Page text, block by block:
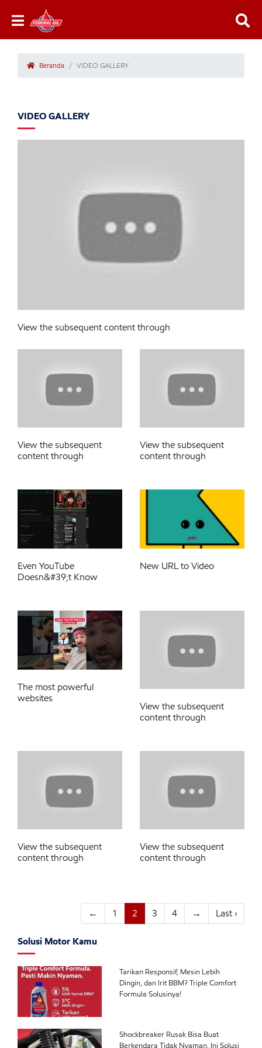
Beranda VIDEO GALLERY
VIDEO GALLERY
View the subsequent content through
View the subsequent
content through
View the subsequent
content through
Even YouTube
Doesn&#39;t Know
New URL to Video
The most powerful
websites
View the subsequent
content through
View the subsequent
content through
View the subsequent
content through
← 1 2 3 4 → Last ›
Solusi Motor Kamu
Tarikan Responsif, Mesin Lebih
Dingin, dan Irit BBM? Triple Comfort
Formula Solusinya!
Shockbreaker Rusak Bisa Buat
Berkendara Tidak Nyaman, Ini Solusi